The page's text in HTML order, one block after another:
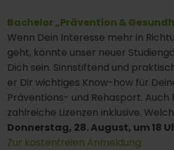
Bachelor „Prävention &
Wenn Dein Interesse mehr in
geht, könnte unser neuer
Dich sein. Sinnstiftend und
er Dir wichtiges Know-how für
Präventions- und Rehasport. Auch
zahlreiche Lizenzen inklusive.
Donnerstag, 28. August, um 18
Zur kostenfreien Anmeldung.